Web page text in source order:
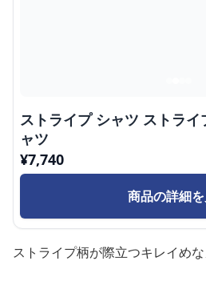
ストライプ シャツ ストラ
ャツ
¥7,740
商品の詳細
ストライプ柄が際立つキレイめな